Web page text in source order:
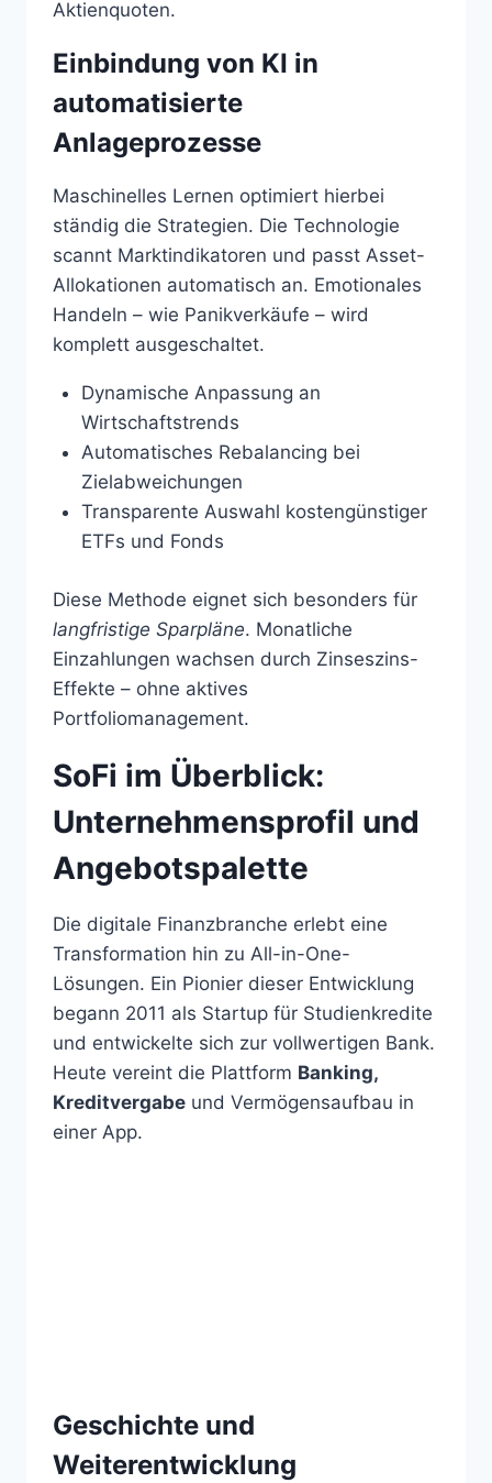
Aktienquoten.
Einbindung von KI in
automatisierte
Anlageprozesse
Maschinelles Lernen optimiert hierbei
ständig die Strategien. Die Technologie
scannt Marktindikatoren und passt Asset-
Allokationen automatisch an. Emotionales
Handeln – wie Panikverkäufe – wird
komplett ausgeschaltet.
Dynamische Anpassung an
Wirtschaftstrends
Automatisches Rebalancing bei
Zielabweichungen
Transparente Auswahl kostengünstiger
ETFs und Fonds
Diese Methode eignet sich besonders für
langfristige Sparpläne. Monatliche
Einzahlungen wachsen durch Zinseszins-
Effekte – ohne aktives
Portfoliomanagement.
SoFi im Überblick:
Unternehmensprofil und
Angebotspalette
Die digitale Finanzbranche erlebt eine
Transformation hin zu All-in-One-
Lösungen. Ein Pionier dieser Entwicklung
begann 2011 als Startup für Studienkredite
und entwickelte sich zur vollwertigen Bank.
Heute vereint die Plattform Banking,
Kreditvergabe und Vermögensaufbau in
einer App.
Geschichte und
Weiterentwicklung